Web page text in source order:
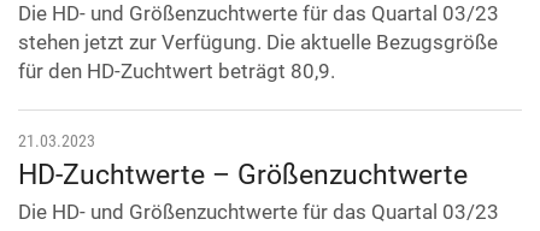
Die HD- und Größenzuchtwerte für das Quartal 03/23
stehen jetzt zur Verfügung. Die aktuelle Bezugsgröße
für den HD-Zuchtwert beträgt 80,9.
21.03.2023
HD-Zuchtwerte – Größenzuchtwerte
Die HD- und Größenzuchtwerte für das Quartal 03/23